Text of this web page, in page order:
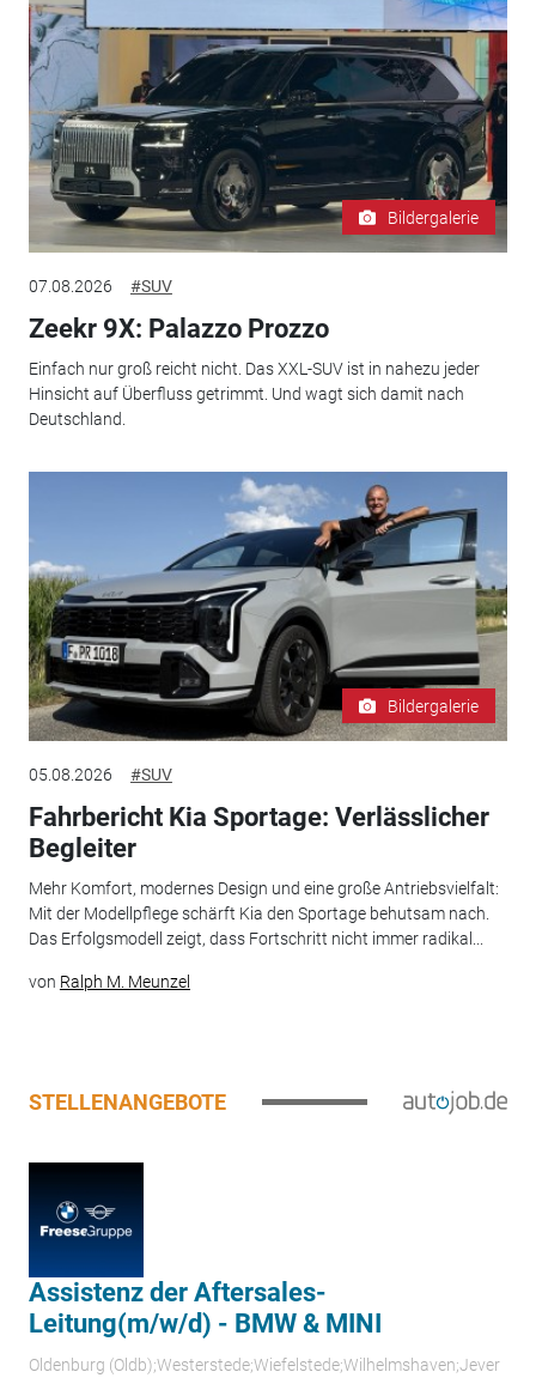
Bildergalerie
07.08.2026 #SUV
Zeekr 9X: Palazzo Prozzo
Einfach nur groß reicht nicht. Das XXL-SUV ist in nahezu jeder
Hinsicht auf Überfluss getrimmt. Und wagt sich damit nach
Deutschland.
Bildergalerie
05.08.2026 #SUV
Fahrbericht Kia Sportage: Verlässlicher
Begleiter
Mehr Komfort, modernes Design und eine große Antriebsvielfalt:
Mit der Modellpflege schärft Kia den Sportage behutsam nach.
Das Erfolgsmodell zeigt, dass Fortschritt nicht immer radikal...
von Ralph M. Meunzel
STELLENANGEBOTE
Assistenz der Aftersales-
Leitung(m/w/d) - BMW & MINI
Oldenburg (Oldb);Westerstede;Wiefelstede;Wilhelmshaven;Jever